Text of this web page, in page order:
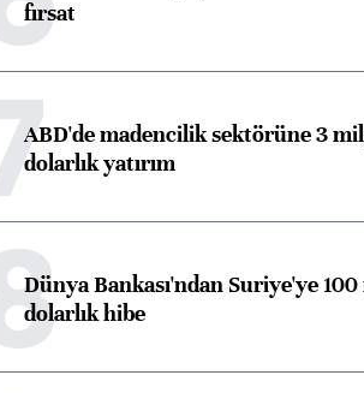
fırsat
ABD'de madencilik sektörüne 3
dolarlık yatırım
Dünya Bankası'ndan Suriye'ye
dolarlık hibe